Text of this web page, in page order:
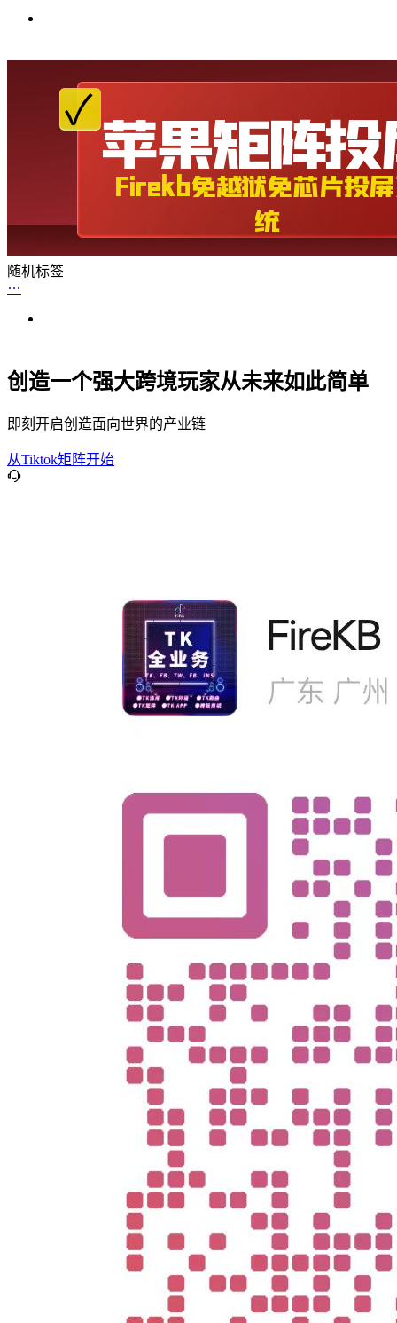
随机标签
创造一个强大跨境玩家从未来如此简单
即刻开启创造面向世界的产业链
从Tiktok矩阵开始